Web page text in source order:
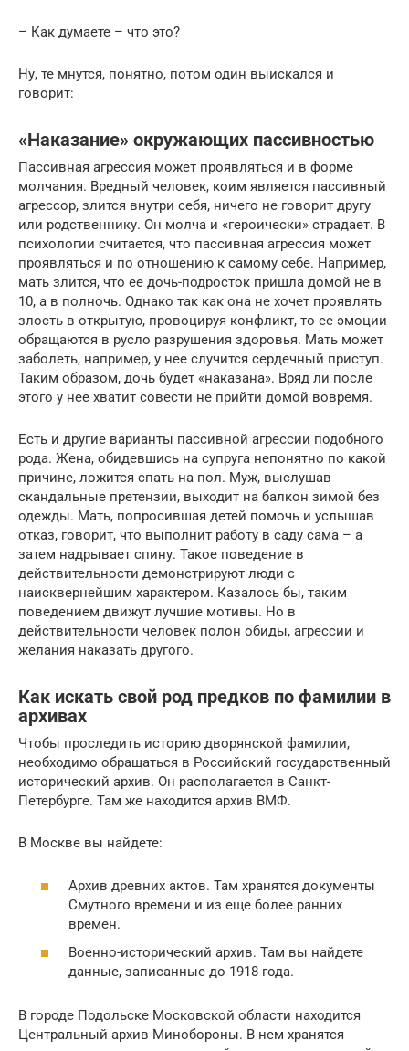
– Как думаете – что это?
Ну, те мнутся, понятно, потом один выискался и
говорит:
«Наказание» окружающих пассивностью
Пассивная агрессия может проявляться и в форме
молчания. Вредный человек, коим является пассивный
агрессор, злится внутри себя, ничего не говорит другу
или родственнику. Он молча и «героически» страдает. В
психологии считается, что пассивная агрессия может
проявляться и по отношению к самому себе. Например,
мать злится, что ее дочь-подросток пришла домой не в
10, а в полночь. Однако так как она не хочет проявлять
злость в открытую, провоцируя конфликт, то ее эмоции
обращаются в русло разрушения здоровья. Мать может
заболеть, например, у нее случится сердечный приступ.
Таким образом, дочь будет «наказана». Вряд ли после
этого у нее хватит совести не прийти домой вовремя.
Есть и другие варианты пассивной агрессии подобного
рода. Жена, обидевшись на супруга непонятно по какой
причине, ложится спать на пол. Муж, выслушав
скандальные претензии, выходит на балкон зимой без
одежды. Мать, попросившая детей помочь и услышав
отказ, говорит, что выполнит работу в саду сама – а
затем надрывает спину. Такое поведение в
действительности демонстрируют люди с
наисквернейшим характером. Казалось бы, таким
поведением движут лучшие мотивы. Но в
действительности человек полон обиды, агрессии и
желания наказать другого.
Как искать свой род предков по фамилии в
архивах
Чтобы проследить историю дворянской фамилии,
необходимо обращаться в Российский государственный
исторический архив. Он располагается в Санкт-
Петербурге. Там же находится архив ВМФ.
В Москве вы найдете:
Архив древних актов. Там хранятся документы
Смутного времени и из еще более ранних
времен.
Военно-исторический архив. Там вы найдете
данные, записанные до 1918 года.
В городе Подольске Московской области находится
Центральный архив Минобороны. В нем хранятся